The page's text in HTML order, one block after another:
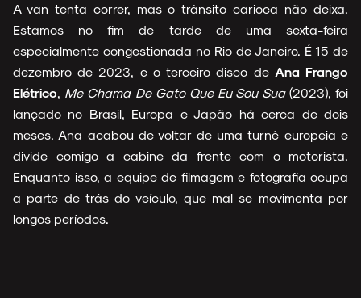
A van tenta correr, mas o trânsito carioca não deixa.
Estamos no fim de tarde de uma sexta-feira
especialmente congestionada no Rio de Janeiro. É 15 de
dezembro de 2023, e o terceiro disco de Ana Frango
Elétrico, Me Chama De Gato Que Eu Sou Sua(2023), foi
lançado no Brasil, Europa e Japão há cerca de dois
meses. Ana acabou de voltar de uma turnê europeia e
divide comigo a cabine da frente com o motorista.
Enquanto isso, a equipe de filmagem e fotografia ocupa
a parte de trás do veículo, que mal se movimenta por
longos períodos.